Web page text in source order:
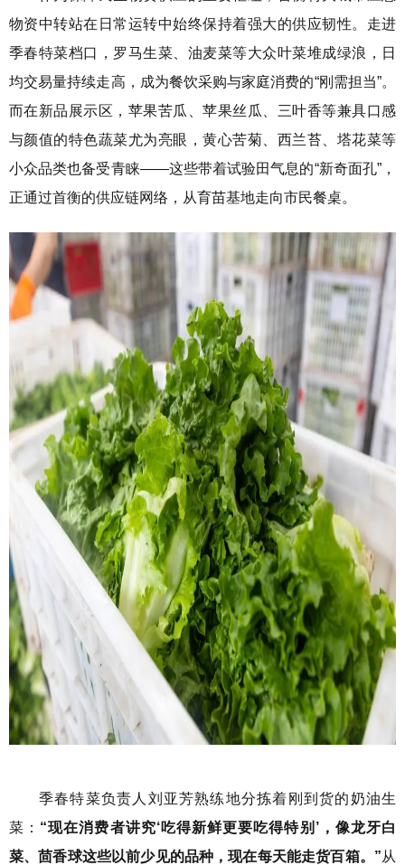
物资中转站在日常运转中始终保持着强大的供应韧性。走进
季春特菜档口，罗马生菜、油麦菜等大众叶菜堆成绿浪，日
均交易量持续走高，成为餐饮采购与家庭消费的“刚需担当”。
而在新品展示区，苹果苦瓜、苹果丝瓜、三叶香等兼具口感
与颜值的特色蔬菜尤为亮眼，黄心苦菊、西兰苔、塔花菜等
小众品类也备受青睐——这些带着试验田气息的“新奇面孔”，
正通过首衡的供应链网络，从育苗基地走向市民餐桌。
季春特菜负责人刘亚芳熟练地分拣着刚到货的奶油生
菜： “现在消费者讲究‘吃得新鲜更要吃得特别’，像龙牙白
菜、茴香球这些以前少见的品种，现在每天能走货百箱。”从